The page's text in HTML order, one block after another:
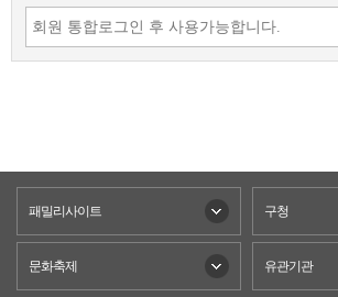
패밀리사이트 구청
문화축제 유관기관